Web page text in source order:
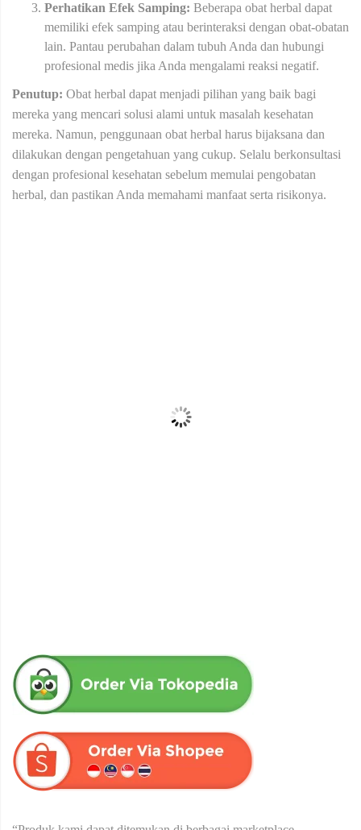
Perhatikan Efek Samping: Beberapa obat herbal dapat
memiliki efek samping atau berinteraksi dengan obat-obatan
lain. Pantau perubahan dalam tubuh Anda dan hubungi
profesional medis jika Anda mengalami reaksi negatif.
Penutup: Obat herbal dapat menjadi pilihan yang baik bagi
mereka yang mencari solusi alami untuk masalah kesehatan
mereka. Namun, penggunaan obat herbal harus bijaksana dan
dilakukan dengan pengetahuan yang cukup. Selalu berkonsultasi
dengan profesional kesehatan sebelum memulai pengobatan
herbal, dan pastikan Anda memahami manfaat serta risikonya.